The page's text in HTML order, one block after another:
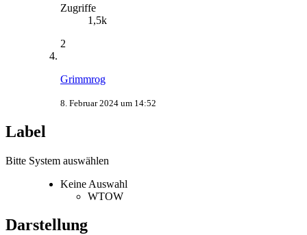
Zugriffe
1,5k
2
Grimmrog
8. Februar 2024 um 14:52
Label
Bitte System auswählen
Keine Auswahl
WTOW
Darstellung